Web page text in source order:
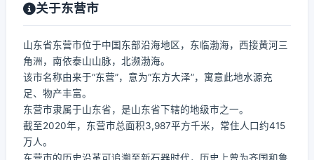
关于东营市
山东省东营市位于中国东部沿海地区，东临渤海，西接黄河三
角洲，南依泰山山脉，北濒渤海。
该市名称由来于“东营”，意为“东方大泽”，寓意此地水源充
足、物产丰富。
东营市隶属于山东省，是山东省下辖的地级市之一。
截至2020年，东营市总面积3,987平方千米，常住人口约415
万人。